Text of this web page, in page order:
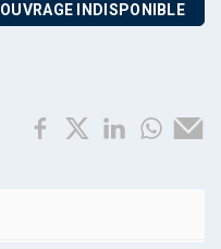
OUVRAGE INDISPONIBLE